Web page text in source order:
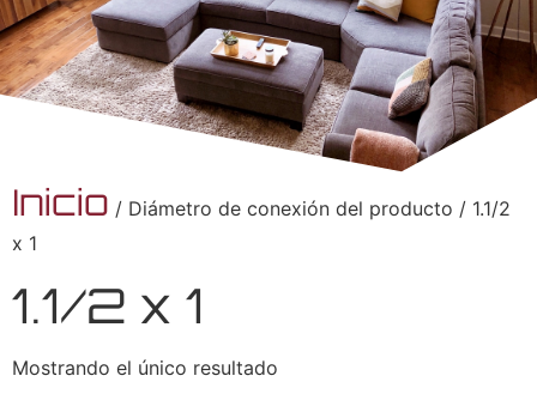
Inicio / Diámetro de conexión del producto / 1.1/2
x 1
1.1/2 x 1
Mostrando el único resultado